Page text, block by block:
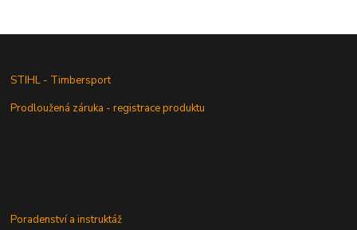
STIHL - Timbersport
Prodloužená záruka - registrace produktu
Poradenství a instruktáž